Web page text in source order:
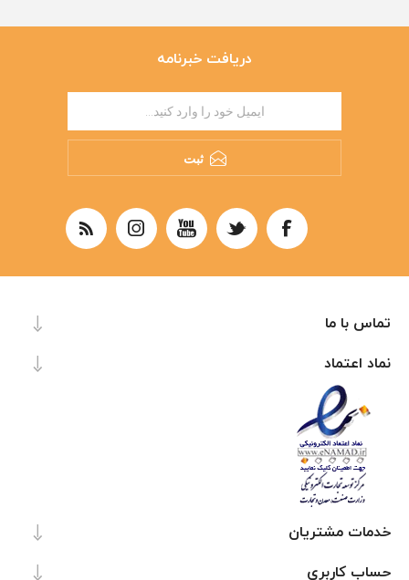
دریافت خبرنامه
ثبت
تماس با ما
نماد اعتماد
خدمات مشتریان
حساب کاربری